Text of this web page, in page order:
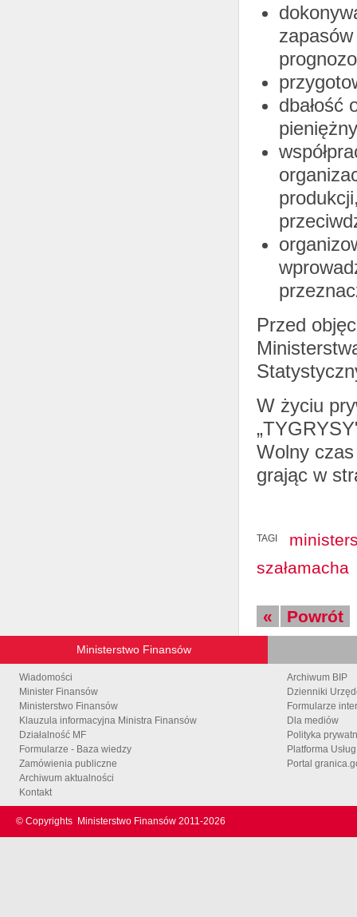
dbałość
Przed
W życiu
Wolny
grając w
TAGI
szałamacha
« Powrót
Ministerstwo Finansów
Wiadomości
Minister Finansów
Ministerstwo Finansów
Klauzula informacyjna Ministra Finansów
Działalność MF
Formularze - Baza wiedzy
Zamówienia publiczne
Archiwum aktualności
Kontakt
Archiwum BIP
Dzienniki
Formularze
Dla mediów
Polityka
Platforma
Portal
© Copyrights Ministerstwo Finansów 2011-2026